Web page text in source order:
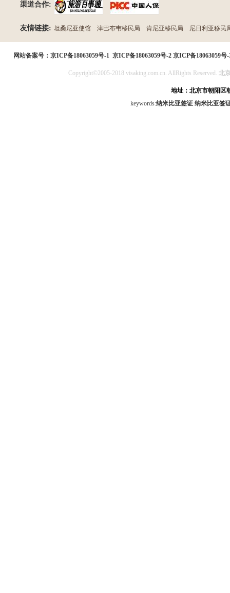
渠道合作:
友情链接: 坦桑尼亚使馆 津巴布韦移民局 肯尼亚移民局 尼日利亚移民
网站备案号： 京ICP备18063059号-1 京ICP备18063059号-2 京ICP备18063059号-
Copyright©2005-2018 visaking.com.cn. AllRights Reserved. 北
地址：北京市朝阳区
keywords:纳米比亚签证 纳米比亚签